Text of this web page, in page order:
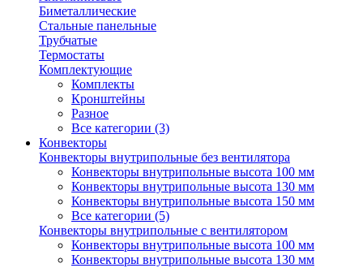
Биметаллические
Стальные панельные
Трубчатые
Термостаты
Комплектующие
Комплекты
Кронштейны
Разное
Все категории (3)
Конвекторы
Конвекторы внутрипольные без вентилятора
Конвекторы внутрипольные высота 100 мм
Конвекторы внутрипольные высота 130 мм
Конвекторы внутрипольные высота 150 мм
Все категории (5)
Конвекторы внутрипольные с вентилятором
Конвекторы внутрипольные высота 100 мм
Конвекторы внутрипольные высота 130 мм